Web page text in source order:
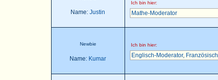
Name: Justin
Ich bin hier:
Mathe-Moderator
Newbie
Name: Kumar
Ich bin hier:
Englisch-Moderator,